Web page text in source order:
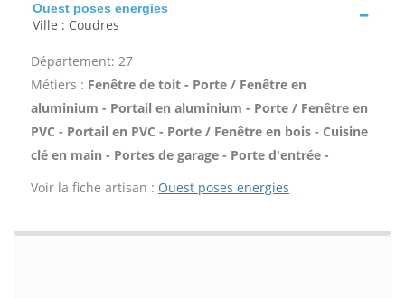
Ouest poses energies
Ville : Coudres
Département: 27
Métiers : Fenêtre de toit - Porte / Fenêtre en
aluminium - Portail en aluminium - Porte / Fenêtre en
PVC - Portail en PVC - Porte / Fenêtre en bois - Cuisine
clé en main - Portes de garage - Porte d'entrée -
Voir la fiche artisan : Ouest poses energies